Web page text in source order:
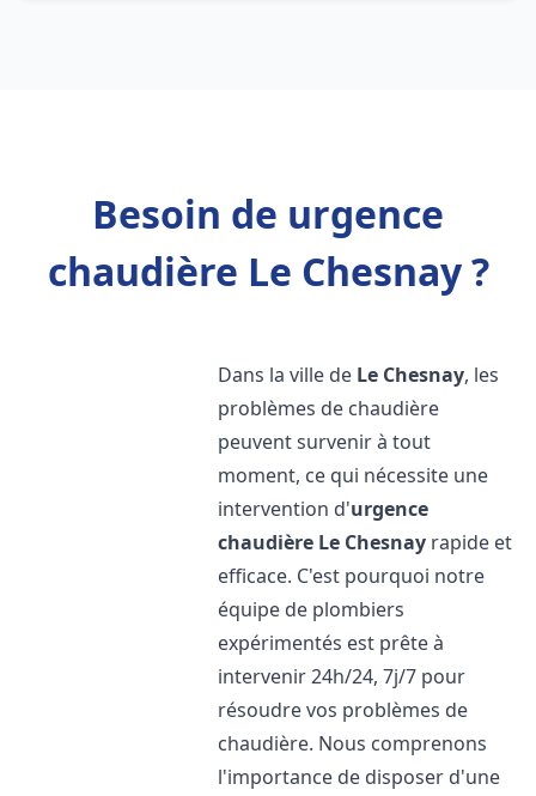
Besoin de urgence
chaudière Le Chesnay ?
Dans la ville de Le Chesnay, les
problèmes de chaudière
peuvent survenir à tout
moment, ce qui nécessite une
intervention d'urgence
chaudière Le Chesnay rapide et
efficace. C'est pourquoi notre
équipe de plombiers
expérimentés est prête à
intervenir 24h/24, 7j/7 pour
résoudre vos problèmes de
chaudière. Nous comprenons
l'importance de disposer d'une